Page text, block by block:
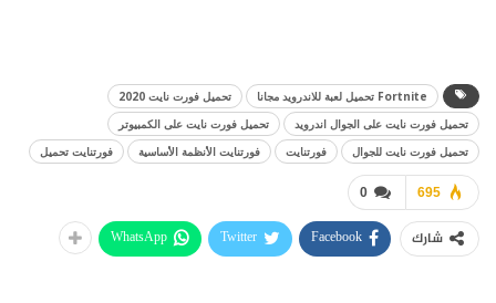
Fortnite تحميل لعبة للاندرويد مجانا
تحميل فورت نايت 2020
تحميل فورت نايت على الجوال اندرويد
تحميل فورت نايت على الكمبيوتر
تحميل فورت نايت للجوال
فورتنايت فورتنايت الأنظمة الأساسية فورتنايت تحميل
0 695
شارك Facebook
Twitter
WhatsApp